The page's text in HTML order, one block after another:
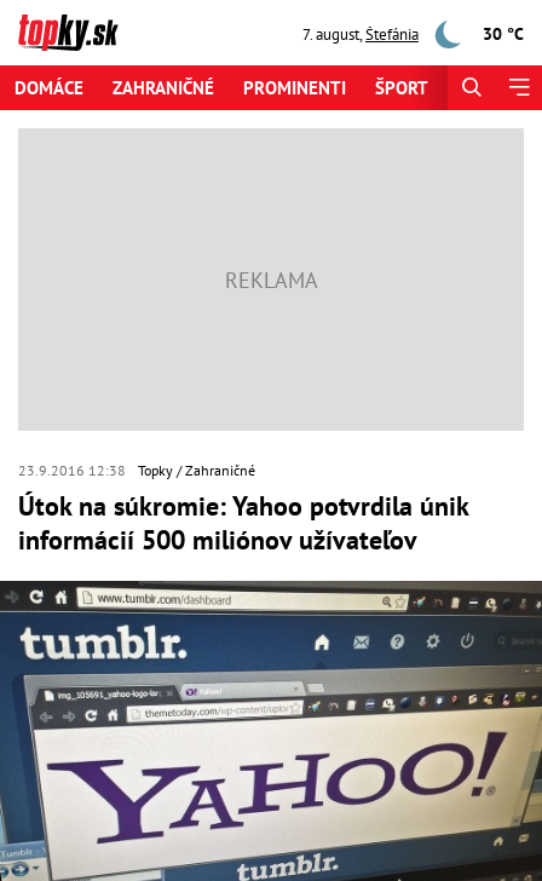
7. august,Štefánia 30 °C
DOMÁCE ZAHRANIČNÉ PROMINENTI ŠPORT
23.9.2016 12:38 Topky Zahraničné
Útok na súkromie: Yahoo potvrdila únik
informácií 500 miliónov užívateľov